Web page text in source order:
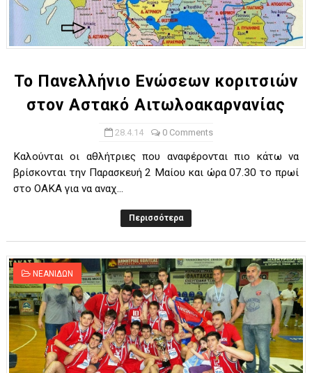
Το Πανελλήνιο Ενώσεων κοριτσιών
στον Αστακό Αιτωλοακαρνανίας
28.4.14 0 Comments
Καλούνται οι αθλήτριες που αναφέρονται πιο κάτω να
βρίσκονται την Παρασκευή 2 Mαίου και ώρα 07.30 το πρωί
στο ΟΑΚΑ για να αναχ...
Περισσότερα
ΝΕΑΝΙΔΩΝ